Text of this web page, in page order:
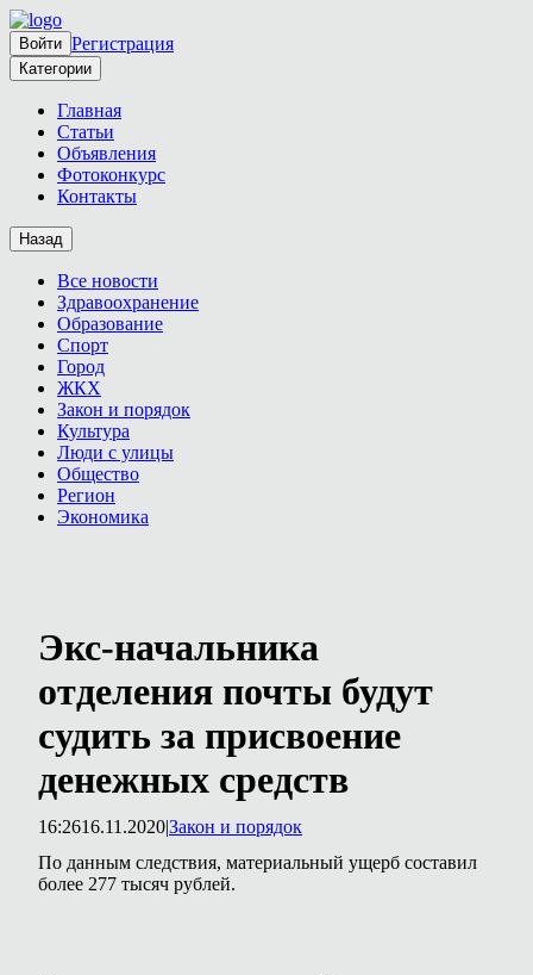
Войти Регистрация
Категории
Главная
Статьи
Объявления
Фотоконкурс
Контакты
Назад
Все новости
Здравоохранение
Образование
Спорт
Город
ЖКХ
Закон и порядок
Культура
Люди с улицы
Общество
Регион
Экономика
Экс-начальника
отделения почты будут
судить за присвоение
денежных средств
16:2616.11.2020|Закон и порядок
По данным следствия, материальный ущерб составил
более 277 тысяч рублей.